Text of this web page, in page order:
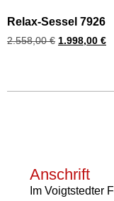
Relax-Sessel 7926
2.558,00€ 1.998,00 €
Anschrift
Im Voigtstedter